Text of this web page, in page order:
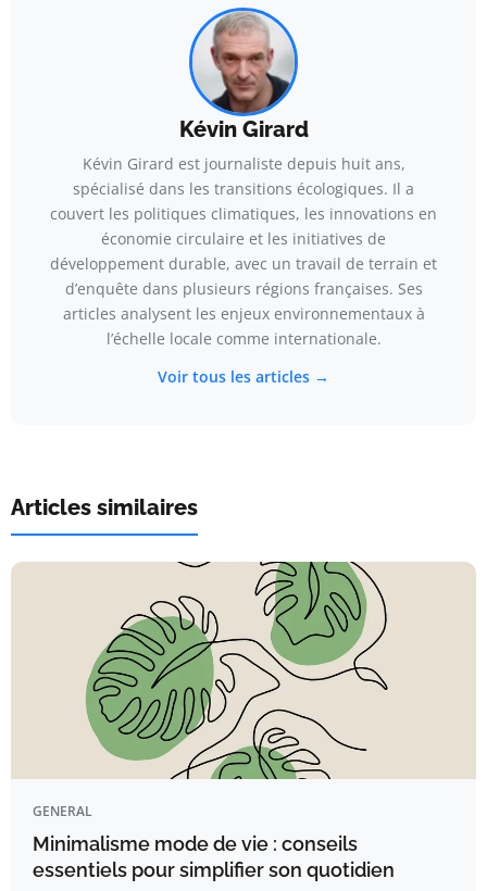
Kévin Girard
Kévin Girard est journaliste depuis huit ans,
spécialisé dans les transitions écologiques. Il a
couvert les politiques climatiques, les innovations en
économie circulaire et les initiatives de
développement durable, avec un travail de terrain et
d’enquête dans plusieurs régions françaises. Ses
articles analysent les enjeux environnementaux à
l’échelle locale comme internationale.
Voir tous les articles →
Articles similaires
GENERAL
Minimalisme mode de vie : conseils
essentiels pour simplifier son quotidien